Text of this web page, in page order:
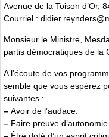
Avenue de la Toison d’Or,
Courriel :
Monsieur le Ministre,
partis démocratiques de la
A l’écoute de vos
semble que vous espérez
suivantes :
– Avoir de l’audace.
– Faire preuve d’autonomie.